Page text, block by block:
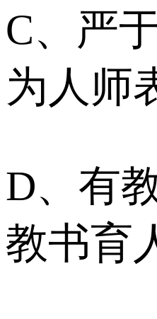
C、严
为人师
D、有
教书育